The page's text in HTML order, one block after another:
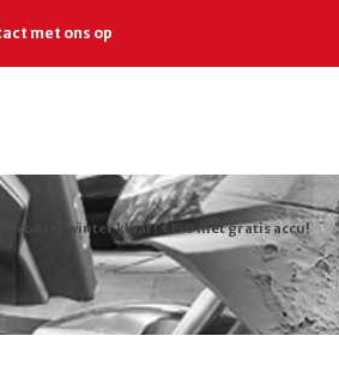
met ons op
scooter winter klaar! €150 met gratis accu!